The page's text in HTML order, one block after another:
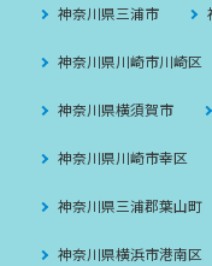
神奈川県三浦市
神奈川県川崎市川崎区
神奈川県横須賀市
神奈川県川崎市幸区
神奈川県三浦郡葉山町
神奈川県横浜市港南区